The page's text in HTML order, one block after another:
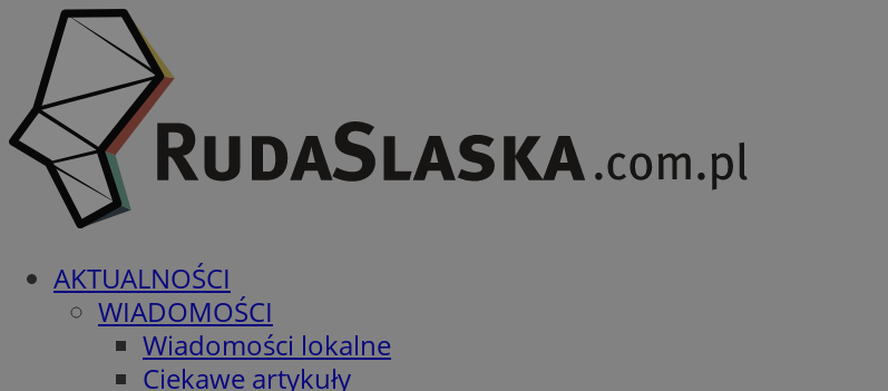
AKTUALNOŚCI
WIADOMOŚCI
Wiadomości lokalne
Ciekawe artykuły